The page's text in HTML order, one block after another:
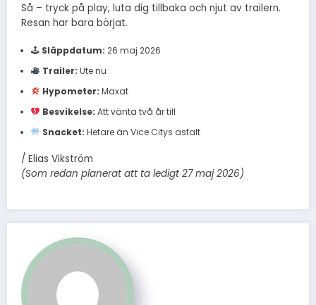
Så – tryck på play, luta dig tillbaka och njut av trailern.
Resan har bara börjat.
🕹 Släppdatum: 26 maj 2026
Trailer: Ute nu
Hypometer: Maxat
Besvikelse: Att vänta två år till
Snacket: Hetare än Vice Citys asfalt
/ Elias Vikström
(Som redan planerat att ta ledigt 27 maj 2026)